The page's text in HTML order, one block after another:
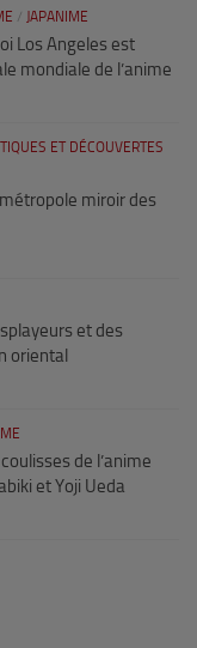
/ JAPANIME
Los Angeles est
mondiale de l’anime
ET DÉCOUVERTES
miroir des
et des
oriental
de l’anime
et Yoji Ueda